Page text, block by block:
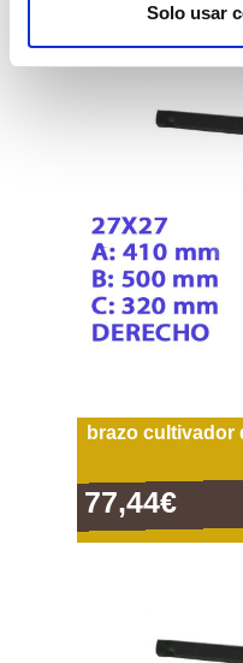
Solo usar
brazo cultivador
77,44€